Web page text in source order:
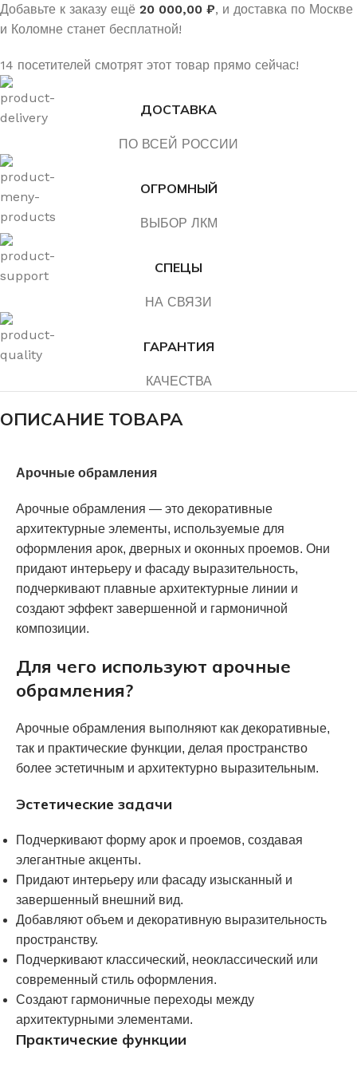
Добавьте к заказу ещё 20 000,00 ₽, и доставка по Москве
и Коломне станет бесплатной!
14 посетителей смотрят этот товар прямо сейчас!
ДОСТАВКА
ПО ВСЕЙ РОССИИ
ОГРОМНЫЙ
ВЫБОР ЛКМ
СПЕЦЫ
НА СВЯЗИ
ГАРАНТИЯ
КАЧЕСТВА
ОПИСАНИЕ ТОВАРА
Арочные обрамления
Арочные обрамления — это декоративные
архитектурные элементы, используемые для
оформления арок, дверных и оконных проемов. Они
придают интерьеру и фасаду выразительность,
подчеркивают плавные архитектурные линии и
создают эффект завершенной и гармоничной
композиции.
Для чего используют арочные
обрамления?
Арочные обрамления выполняют как декоративные,
так и практические функции, делая пространство
более эстетичным и архитектурно выразительным.
Эстетические задачи
Подчеркивают форму арок и проемов, создавая
элегантные акценты.
Придают интерьеру или фасаду изысканный и
завершенный внешний вид.
Добавляют объем и декоративную выразительность
пространству.
Подчеркивают классический, неоклассический или
современный стиль оформления.
Создают гармоничные переходы между
архитектурными элементами.
Практические функции